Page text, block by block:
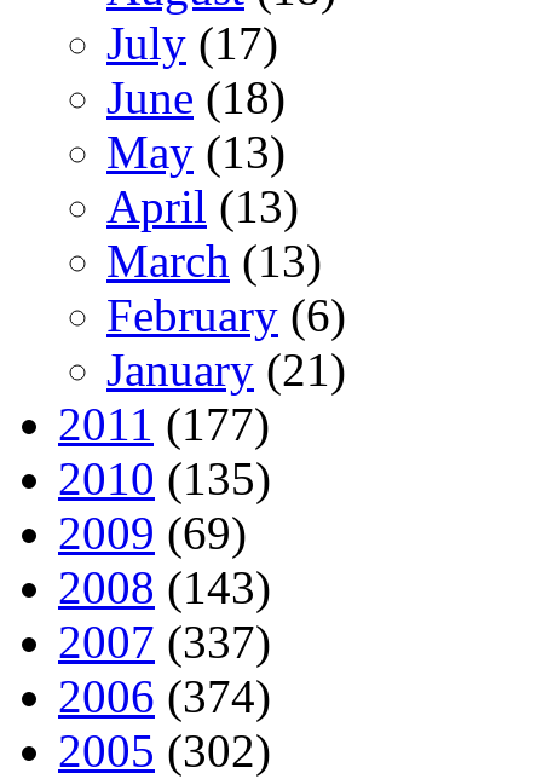
July (17)
June (18)
May (13)
April (13)
March (13)
February (6)
January (21)
2011 (177)
2010 (135)
2009 (69)
2008 (143)
2007 (337)
2006 (374)
2005 (302)